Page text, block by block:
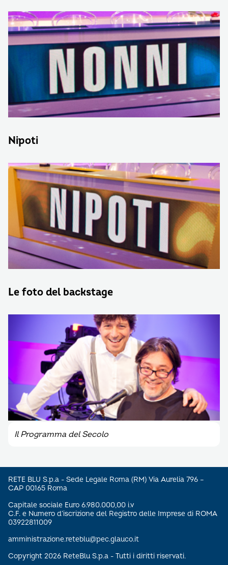
Nipoti
Le foto del backstage
Il Programma del Secolo
RETE BLU S.p.a - Sede Legale Roma (RM) Via Aurelia 796 –
CAP 00165 Roma
Capitale sociale Euro 6.980.000,00 i.v
C.F. e Numero d’iscrizione del Registro delle Imprese di ROMA
03922811009
amministrazione.reteblu@pec.glauco.it
Copyright 2026 ReteBlu S.p.a - Tutti i diritti riservati.